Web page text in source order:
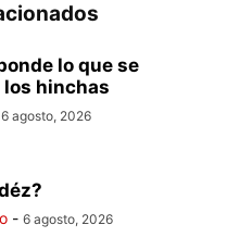
lo que se
hinchas
6 agosto, 2026
- 6 agosto, 2026